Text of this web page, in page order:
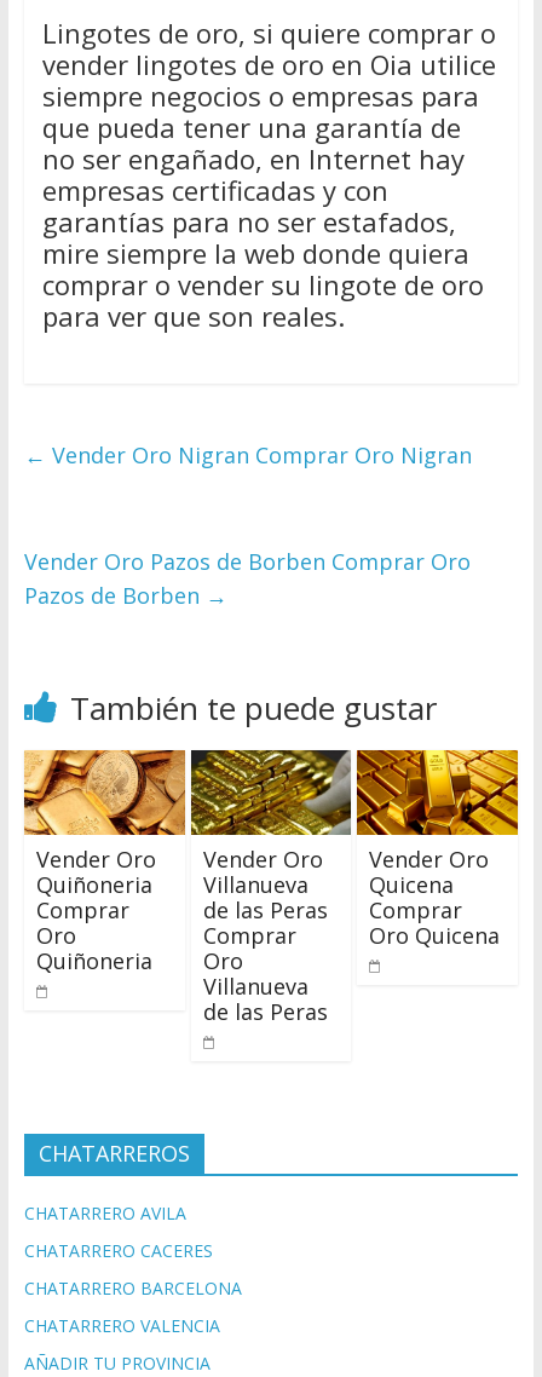
Lingotes de oro, si quiere comprar o
vender lingotes de oro en Oia utilice
siempre negocios o empresas para
que pueda tener una garantía de
no ser engañado, en Internet hay
empresas certificadas y con
garantías para no ser estafados,
mire siempre la web donde quiera
comprar o vender su lingote de oro
para ver que son reales.
← Vender Oro Nigran Comprar Oro Nigran
Vender Oro Pazos de Borben Comprar Oro
Pazos de Borben →
También te puede gustar
Vender Oro
Quiñoneria
Comprar
Oro
Quiñoneria
Vender Oro
Villanueva
de las Peras
Comprar
Oro
Villanueva
de las Peras
Vender Oro
Quicena
Comprar
Oro Quicena
CHATARREROS
CHATARRERO AVILA
CHATARRERO CACERES
CHATARRERO BARCELONA
CHATARRERO VALENCIA
AÑADIR TU PROVINCIA